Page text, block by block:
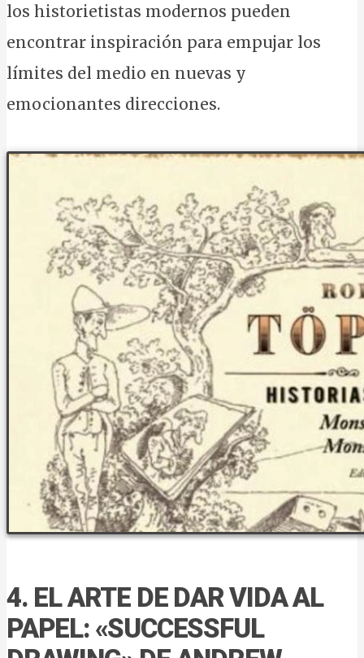
los historietistas modernos pueden
encontrar inspiración para empujar los
límites del medio en nuevas y
emocionantes direcciones.
4. EL ARTE DE DAR VIDA AL
PAPEL: «SUCCESSFUL